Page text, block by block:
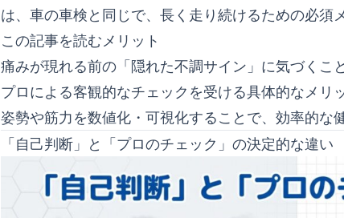
は、車の車検と同じで、長く走り続けるための必須
この記事を読むメリット
痛みが現れる前の「隠れた不調サイン」に気づくこ
プロによる客観的なチェックを受ける具体的なメリ
姿勢や筋力を数値化・可視化することで、効率的な
「自己判断」と「プロのチェック」の決定的な違い